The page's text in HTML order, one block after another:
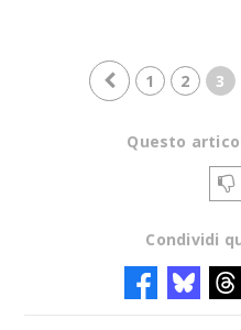
1 2 3
Questo
Condividi